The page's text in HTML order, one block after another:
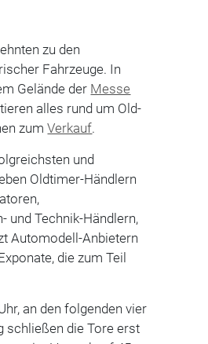
zu den
Fahrzeuge. In
Gelände der Messe
alles rund um Old-
zumVerkauf.
und
Oldtimer-Händlern
und Technik-Händlern,
Automodell-Anbietern
die zum Teil
an den folgenden vier
schließen die Tore erst